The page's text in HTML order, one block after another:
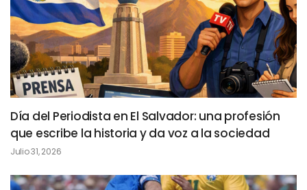
Día del Periodista en El Salvador: una profesión
que escribe la historia y da voz a la sociedad
Julio 31, 2026